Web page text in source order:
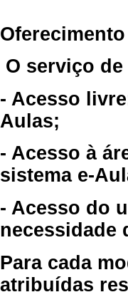
O serviço
- Acesso
Aulas;
- Acesso à
sistema e-
- Acesso do
necessidade
Para cada
atribuídas